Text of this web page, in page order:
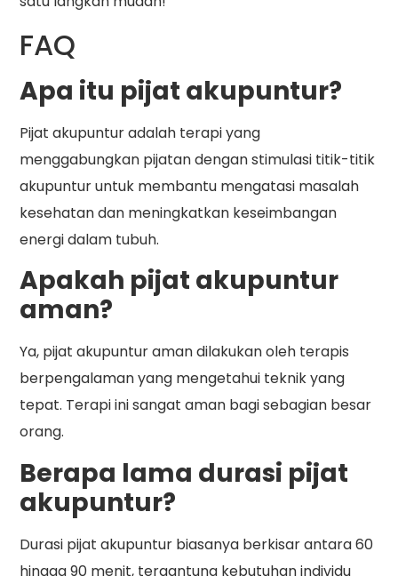
FAQ
Apa itu pijat akupuntur?
Pijat akupuntur adalah terapi yang
menggabungkan pijatan dengan stimulasi titik-titik
akupuntur untuk membantu mengatasi masalah
kesehatan dan meningkatkan keseimbangan
energi dalam tubuh.
Apakah pijat akupuntur
aman?
Ya, pijat akupuntur aman dilakukan oleh terapis
berpengalaman yang mengetahui teknik yang
tepat. Terapi ini sangat aman bagi sebagian besar
orang.
Berapa lama durasi pijat
akupuntur?
Durasi pijat akupuntur biasanya berkisar antara 60
hingga 90 menit, tergantung kebutuhan individu